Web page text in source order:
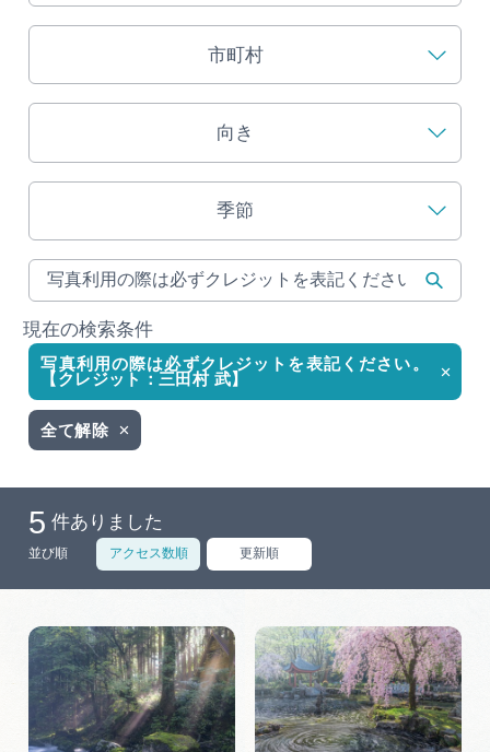
買い物・お土産
体験予約サイト「ＶＩＳＩＴ岐阜県」
岐阜県アウトドア観光キャンペーン
岐阜県まるごと観光エリアガイド
岐阜県観光データベース
旅行会社・観光事業者の皆様へ
動画ライブラリー
お問い合わせ
運営組織
市町村
向き
季節
現在の検索条件
写真利用の際は必ずクレジットを表記ください。
【クレジット：三田村 武】
全て解除
5 件ありました
並び順 アクセス数順 更新順